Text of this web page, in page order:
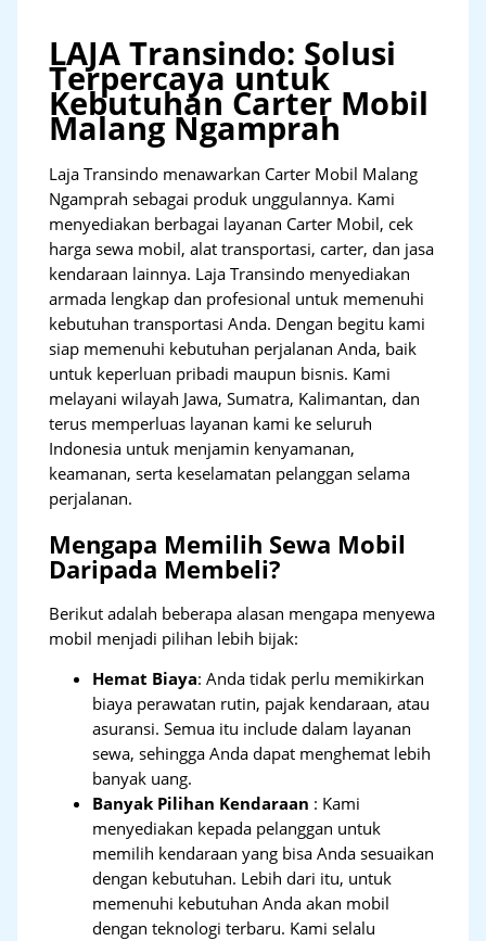
LAJA Transindo: Solusi
Terpercaya untuk
Kebutuhan Carter Mobil
Malang Ngamprah
Laja Transindo menawarkan Carter Mobil Malang
Ngamprah sebagai produk unggulannya. Kami
menyediakan berbagai layanan Carter Mobil, cek
harga sewa mobil, alat transportasi, carter, dan jasa
kendaraan lainnya. Laja Transindo menyediakan
armada lengkap dan profesional untuk memenuhi
kebutuhan transportasi Anda. Dengan begitu kami
siap memenuhi kebutuhan perjalanan Anda, baik
untuk keperluan pribadi maupun bisnis. Kami
melayani wilayah Jawa, Sumatra, Kalimantan, dan
terus memperluas layanan kami ke seluruh
Indonesia untuk menjamin kenyamanan,
keamanan, serta keselamatan pelanggan selama
perjalanan.
Mengapa Memilih Sewa Mobil
Daripada Membeli?
Berikut adalah beberapa alasan mengapa menyewa
mobil menjadi pilihan lebih bijak:
Hemat Biaya: Anda tidak perlu memikirkan
biaya perawatan rutin, pajak kendaraan, atau
asuransi. Semua itu include dalam layanan
sewa, sehingga Anda dapat menghemat lebih
banyak uang.
Banyak Pilihan Kendaraan : Kami
menyediakan kepada pelanggan untuk
memilih kendaraan yang bisa Anda sesuaikan
dengan kebutuhan. Lebih dari itu, untuk
memenuhi kebutuhan Anda akan mobil
dengan teknologi terbaru. Kami selalu